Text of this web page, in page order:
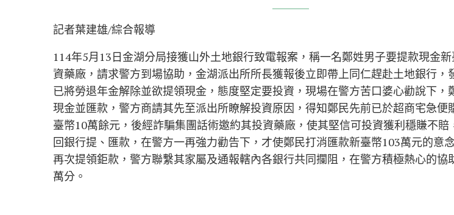
記者葉建雄/綜合報導
114年5月13日金湖分局接獲山外土地銀行致電報案，稱一名鄭姓男子要提款現金
資藥廠，請求警方到場協助，金湖派出所所長獲報後立即帶上同仁趕赴土地銀行，
已將勞退年金解除並欲提領現金，態度堅定要投資，現場在警方苦口婆心勸說下，
現金並匯款，警方商請其先至派出所瞭解投資原因，得知鄭民先前已於超商宅急便
臺幣10萬餘元，後經詐騙集團話術邀約其投資藥廠，使其堅信可投資獲利穩賺不賠
回銀行提、匯款，在警方一再強力勸告下，才使鄭民打消匯款新臺幣103萬元的意
再次提領鉅款，警方聯繫其家屬及通報轄內各銀行共同攔阻，在警方積極熱心的協
萬分。